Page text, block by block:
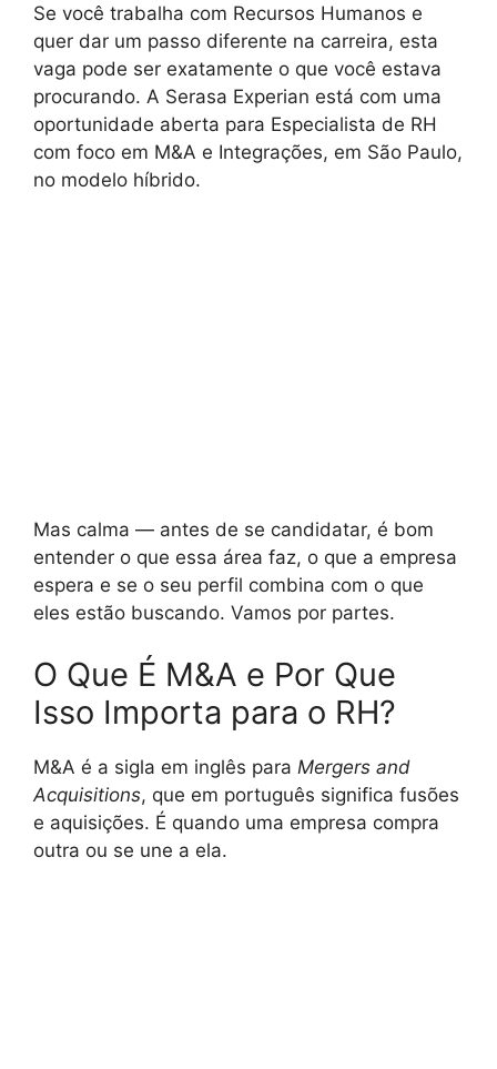
Se você trabalha com Recursos Humanos e
quer dar um passo diferente na carreira, esta
vaga pode ser exatamente o que você estava
procurando. A Serasa Experian está com uma
oportunidade aberta para Especialista de RH
com foco em M&A e Integrações, em São Paulo,
no modelo híbrido.
Mas calma — antes de se candidatar, é bom
entender o que essa área faz, o que a empresa
espera e se o seu perfil combina com o que
eles estão buscando. Vamos por partes.
O Que É M&A e Por Que
Isso Importa para o RH?
M&A é a sigla em inglês para Mergers and
Acquisitions, que em português significa fusões
e aquisições. É quando uma empresa compra
outra ou se une a ela.